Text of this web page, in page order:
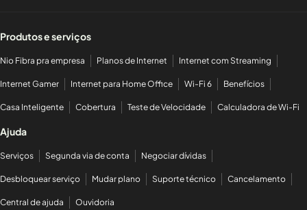
Produtos e serviços
Nio Fibra pra empresa Planos de Internet Internet com Streaming
Internet Gamer Internet para Home Office Wi-Fi 6 Benefícios
Casa Inteligente Cobertura Teste de Velocidade Calculadora de Wi-Fi
Ajuda
Serviços Segunda via de conta Negociar dívidas
Desbloquear serviço Mudar plano Suporte técnico Cancelamento
Central de ajuda Ouvidoria